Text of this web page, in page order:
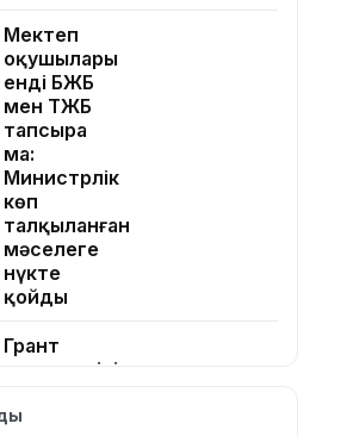
Мектеп
оқушылары
енді БЖБ
мен ТЖБ
тапсыра
ма:
Министрлік
көп
талқыланған
мәселеге
нүкте
қойды
Грант
иегерлерінің
қайдан